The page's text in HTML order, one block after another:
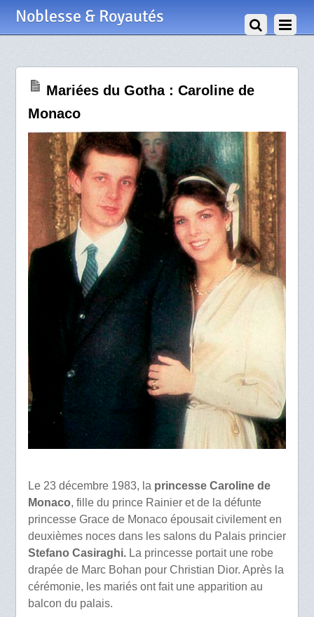
Noblesse & Royautés
Mariées du Gotha : Caroline de
Monaco
Le 23 décembre 1983, la princesse Caroline de
Monaco, fille du prince Rainier et de la défunte
princesse Grace de Monaco épousait civilement en
deuxièmes noces dans les salons du Palais princier
Stefano Casiraghi.La princesse portait une robe
drapée de Marc Bohan pour Christian Dior. Après la
cérémonie, les mariés ont fait une apparition au
balcon du palais.